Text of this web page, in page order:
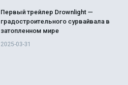
Первый трейлер Drownlight —
градостроительного сурвайвала в
затопленном мире
2025-03-31